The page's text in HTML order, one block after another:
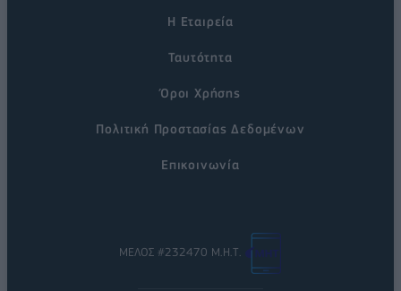
Η Εταιρεία
Ταυτότητα
Όροι Χρήσης
Πολιτική Προστασίας Δεδομένων
Επικοινωνία
ΜΕΛΟΣ #232470 Μ.Η.Τ.